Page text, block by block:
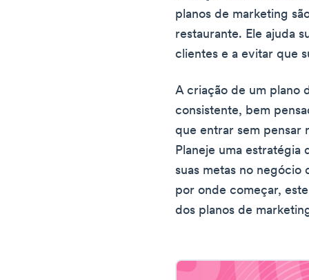
planos de marketing
restaurante. Ele ajuda
clientes e a evitar que
A criação de um plano
consistente, bem
que entrar sem pensar
Planeje uma estratégia
suas metas no negócio
por onde começar,
dos planos de